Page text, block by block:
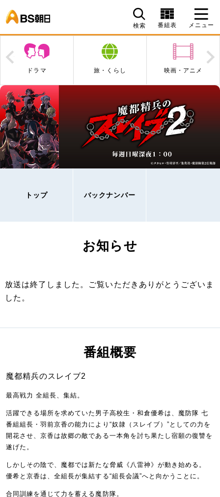
検索 番組表 メニュー
ドラマ 旅・くらし 映画・アニメ
Prev
トップ バックナンバー
お知らせ
放送は終了しました。ご覧いただきありがとうございま
した。
番組概要
魔都精兵のスレイブ2
最高戦力 全組長、集結。
活躍できる場所を求めていた男子高校生・和倉優希は、魔防隊 七
番組組長・羽前京香の能力により“奴隷（スレイブ）”としての力を
開花させ、京香は故郷の敵である一本角を討ち果たし宿願の復讐を
遂げた。
しかしその陰で、魔都では新たな脅威《八雷神》が動き始める。
優希と京香は、全組長が集結する“組長会議”へと向かうことに。
合同訓練を通じて力を蓄える魔防隊。